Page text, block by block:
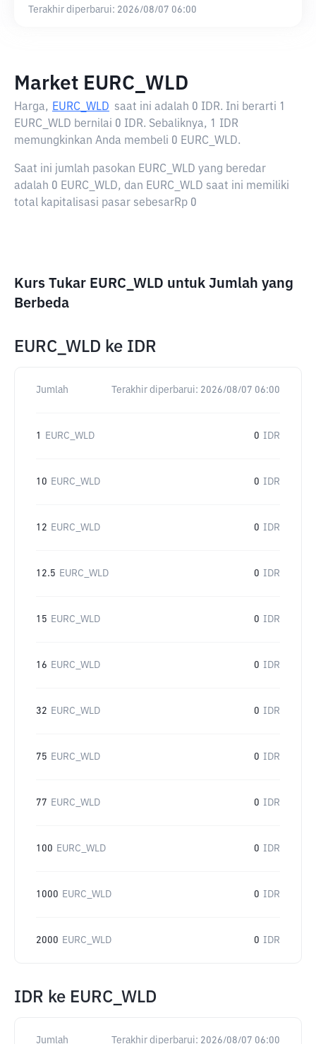
Terakhir diperbarui: 2026/08/07 06:00
Market EURC_WLD
Harga, EURC_WLD saat ini adalah 0 IDR. Ini berarti 1
EURC_WLD bernilai 0 IDR. Sebaliknya, 1 IDR
memungkinkan Anda membeli 0 EURC_WLD.
Saat ini jumlah pasokan EURC_WLD yang beredar
adalah 0 EURC_WLD, dan EURC_WLD saat ini memiliki
total kapitalisasi pasar sebesarRp 0
Kurs Tukar EURC_WLD untuk Jumlah yang
Berbeda
EURC_WLD ke IDR
Jumlah Terakhir diperbarui: 2026/08/07 06:00
1 EURC_WLD 0 IDR
10 EURC_WLD 0 IDR
12 EURC_WLD 0 IDR
12.5 EURC_WLD 0 IDR
15 EURC_WLD 0 IDR
16 EURC_WLD 0 IDR
32 EURC_WLD 0 IDR
75 EURC_WLD 0 IDR
77 EURC_WLD 0 IDR
100 EURC_WLD 0 IDR
1000 EURC_WLD 0 IDR
2000 EURC_WLD 0 IDR
IDR ke EURC_WLD
Jumlah Terakhir diperbarui: 2026/08/07 06:00